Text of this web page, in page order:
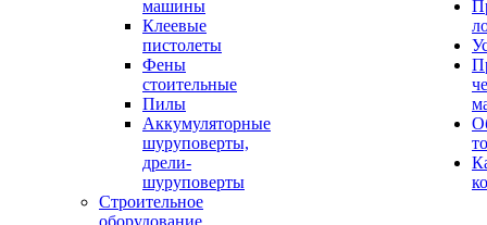
машины
Клеевые
пистолеты
Фены
стоительные
Пилы
Аккумуляторные
шуруповерты,
дрели-
шуруповерты
Строительное
оборудование